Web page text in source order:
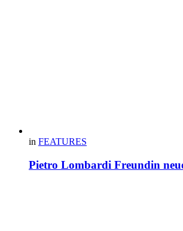
in FEATURES
Pietro Lombardi Freundin